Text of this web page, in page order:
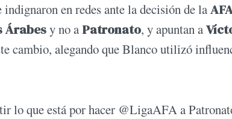
indignaron en redes ante la decisión de la
Árabesy no a Patronato, y apuntan a
cambio, alegando que Blanco utilizó
lo que está por hacer @LigaAFA a